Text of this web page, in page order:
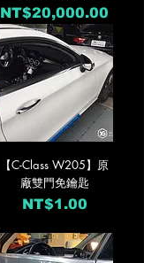
價格
NT$20,000.00
【C-Class W205】原
廠雙門免鑰匙
價格
NT$1.00